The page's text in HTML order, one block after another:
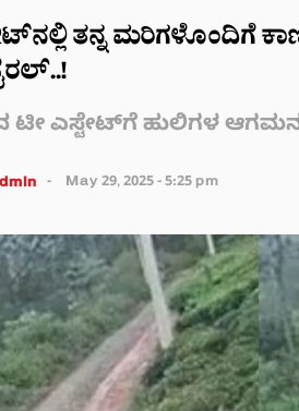
ತನ್ನ ಮರಿಗಳೊಂದಿಗೆ
ಟೀ ಎಸ್ಟೇಟ್‌ಗೆ ಹುಲಿಗಳ
May 29, 2025 - 5:25 pm